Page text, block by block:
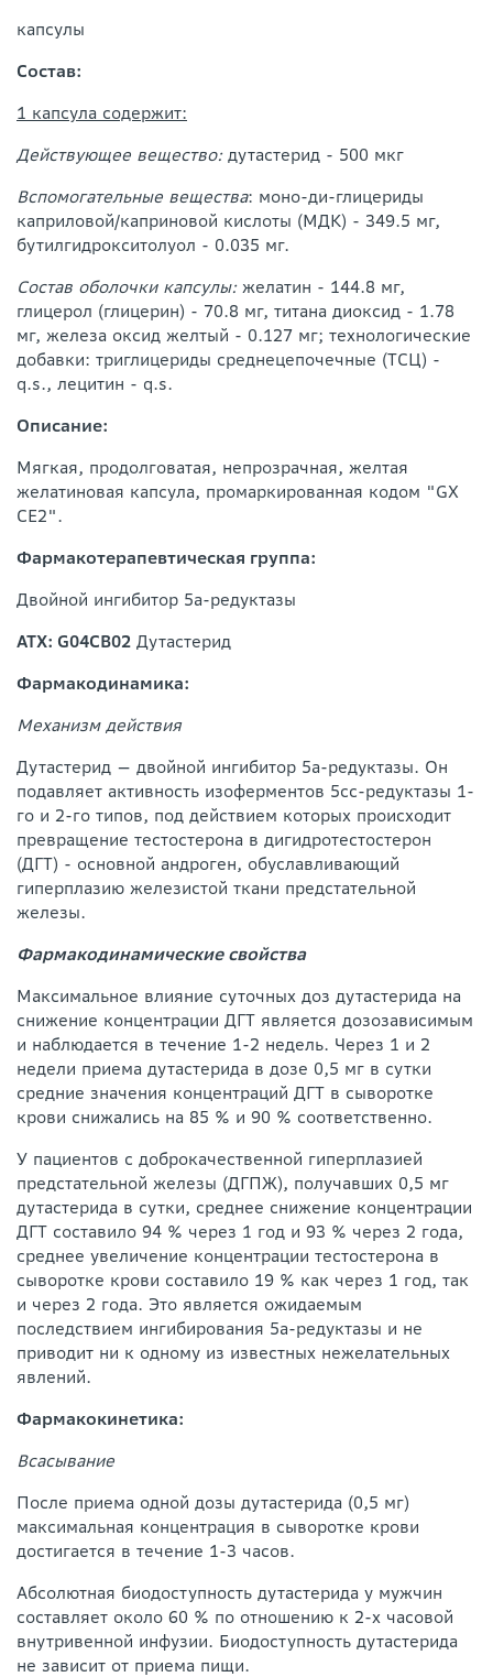
капсулы
Состав:
1 капсула содержит:
Действующее вещество: дутастерид - 500 мкг
Вспомогательные вещества: моно-ди-глицериды
каприловой/каприновой кислоты (МДК) - 349.5 мг,
бутилгидрокситолуол - 0.035 мг.
Состав оболочки капсулы:желатин - 144.8 мг,
глицерол (глицерин) - 70.8 мг, титана диоксид - 1.78
мг, железа оксид желтый - 0.127 мг; технологические
добавки: триглицериды среднецепочечные (ТСЦ) -
q.s., лецитин - q.s.
Описание:
Мягкая, продолговатая, непрозрачная, желтая
желатиновая капсула, промаркированная кодом "GX
СЕ2".
Фармакотерапевтическая группа:
Двойной ингибитор 5а-редуктазы
АТХ: G04CB02 Дутастерид
Фармакодинамика:
Механизм действия
Дутастерид — двойной ингибитор 5а-редуктазы. Он
подавляет активность изоферментов 5сс-редуктазы 1-
го и 2-го типов, под действием которых происходит
превращение тестостерона в дигидротестостерон
(ДГТ) - основной андроген, обуславливающий
гиперплазию железистой ткани предстательной
железы.
Фармакодинамические свойства
Максимальное влияние суточных доз дутастерида на
снижение концентрации ДГТ является дозозависимым
и наблюдается в течение 1-2 недель. Через 1 и 2
недели приема дутастерида в дозе 0,5 мг в сутки
средние значения концентраций ДГТ в сыворотке
крови снижались на 85 % и 90 % соответственно.
У пациентов с доброкачественной гиперплазией
предстательной железы (ДГПЖ), получавших 0,5 мг
дутастерида в сутки, среднее снижение концентрации
ДГТ составило 94 % через 1 год и 93 % через 2 года,
среднее увеличение концентрации тестостерона в
сыворотке крови составило 19 % как через 1 год, так
и через 2 года. Это является ожидаемым
последствием ингибирования 5а-редуктазы и не
приводит ни к одному из известных нежелательных
явлений.
Фармакокинетика:
Всасывание
После приема одной дозы дутастерида (0,5 мг)
максимальная концентрация в сыворотке крови
достигается в течение 1-3 часов.
Абсолютная биодоступность дутастерида у мужчин
составляет около 60 % по отношению к 2-х часовой
внутривенной инфузии. Биодоступность дутастерида
не зависит от приема пищи.